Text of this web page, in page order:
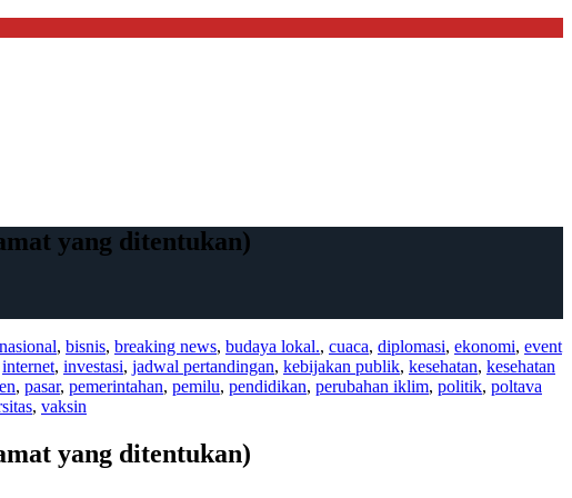
yang ditentukan)
, bisnis, breaking news, budaya lokal., cuaca, diplomasi, ekonomi, event
internet, investasi, jadwal pertandingan, kebijakan publik, kesehatan, kesehatan
, pasar, pemerintahan, pemilu, pendidikan, perubahan iklim, politik, poltava
, vaksin
yang ditentukan)